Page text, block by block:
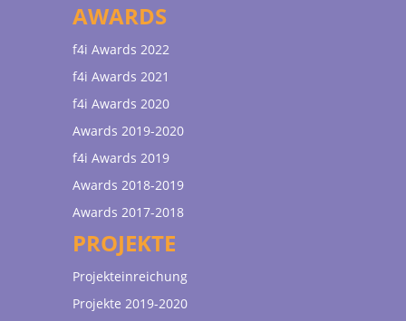
AWARDS
f4i Awards 2022
f4i Awards 2021
f4i Awards 2020
Awards 2019-2020
f4i Awards 2019
Awards 2018-2019
Awards 2017-2018
PROJEKTE
Projekteinreichung
Projekte 2019-2020